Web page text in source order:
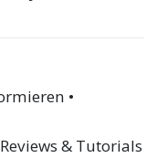
•
& Tutorials